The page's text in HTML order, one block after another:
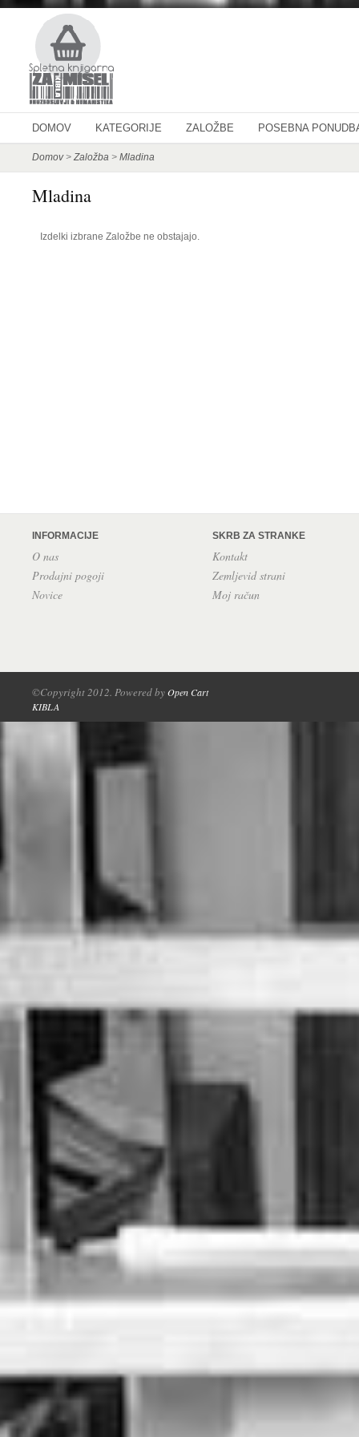
DOMOV KATEGORIJE ZALOŽBE POSEBNA
Domov> Založba > Mladina
Mladina
Izdelki izbrane Založbe ne obstajajo.
INFORMACIJE
O nas
Prodajni pogoji
Novice
SKRB ZA STRANKE
Kontakt
Zemljevid strani
Moj račun
©Copyright 2012. Powered byOpen Cart
KIBLA